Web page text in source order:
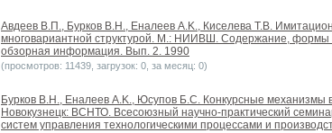
Авдеев В.П., Бурков В.Н., Еналеев A.K., Киселева Т.В.
многовариантной структурой. М.: НИИВШ. Содержание,
обзорная информация. Вып. 2. 1990
(просмотров: 11439, загрузок: 0, за месяц: 0)
Бурков B.H., Еналеев A.K., Юсупов Б.С. Конкурсные механизмы
Новокузнецк: ВСНТО. Всесоюзный научно-практический
систем управления технологическими процессами и